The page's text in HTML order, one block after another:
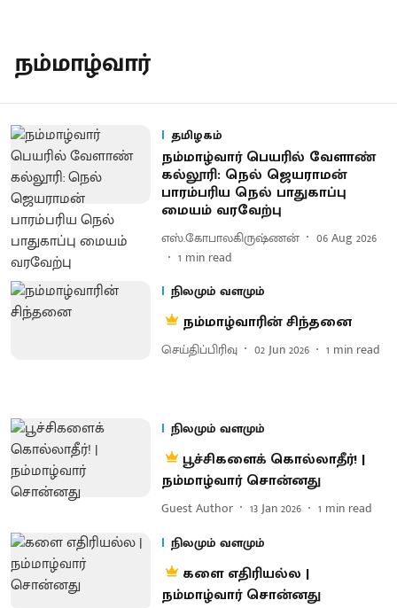
நம்மாழ்வார்
தமிழகம்
நம்மாழ்வார் பெயரில் வேளாண்
கல்லூரி: நெல் ஜெயராமன்
பாரம்பரிய நெல் பாதுகாப்பு
மையம் வரவேற்பு
எஸ்.கோபாலகிருஷ்ணன்
06 Aug 2026
1 min read
நிலமும் வளமும்
நம்மாழ்வாரின் சிந்தனை
செய்திப்பிரிவு 02 Jun 2026 1 min read
நிலமும் வளமும்
பூச்சிகளைக் கொல்லாதீர்! |
நம்மாழ்வார் சொன்னது
Guest Author 13 Jan 2026 1 min read
நிலமும் வளமும்
களை எதிரியல்ல |
நம்மாழ்வார் சொன்னது